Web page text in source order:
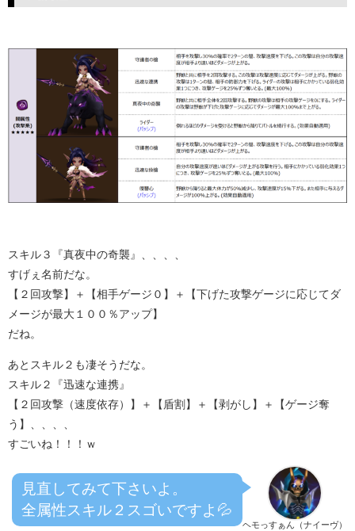
スキル３『真夜中の奇襲』、、、、
すげぇ名前だな。
【２回攻撃】＋【相手ゲージ０】＋【下げた攻撃ゲージに応じてダ
メージが最大１００％アップ】
だね。
あとスキル２も凄そうだな。
スキル２『迅速な連携』
【２回攻撃（速度依存）】＋【盾割】＋【剥がし】＋【ゲージ奪
う】、、、、
すごいね！！！ｗ
ヘモっすぁん（ナイーヴ）
見直してみて下さいよ。
全属性スキル２スゴいですよ💦